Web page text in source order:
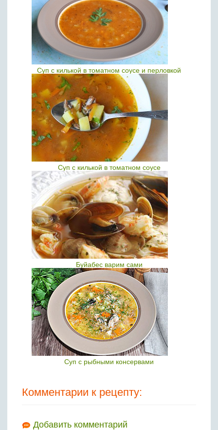
Суп с килькой в томатном соусе и перловкой
Суп с килькой в томатном соусе
Буйабес варим сами
Суп с рыбными консервами
Комментарии к рецепту:
Добавить комментарий